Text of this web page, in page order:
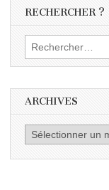
RECHERCHER ?
Rechercher :
ARCHIVES
Archives